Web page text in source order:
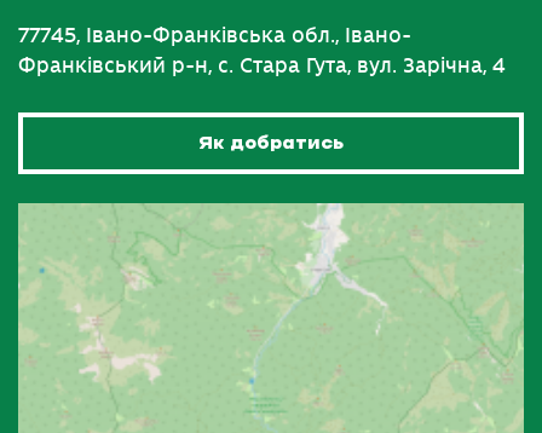
77745, Івано-Франківська обл., Івано-
Франківський р-н, с. Стара Гута, вул. Зарічна, 4
Як добратись